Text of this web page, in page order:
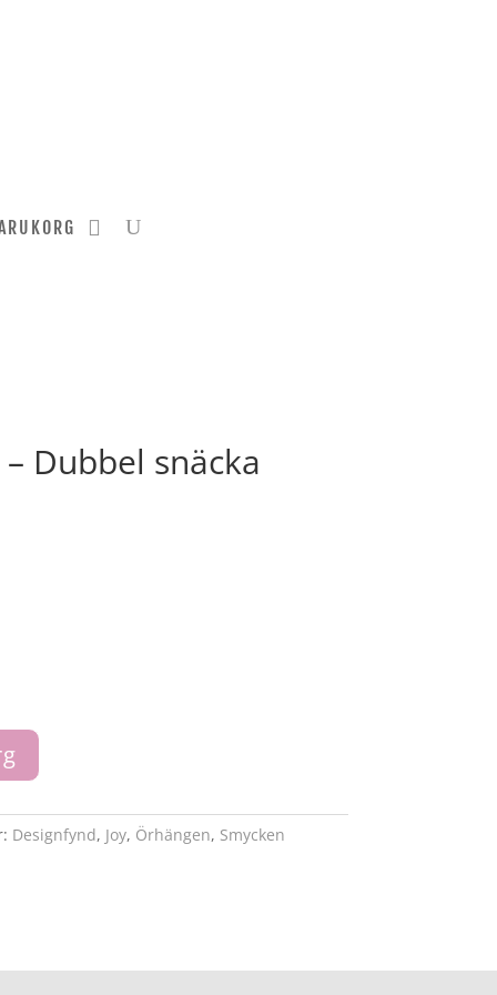
Dubbel snäcka
Designfynd, Joy, Örhängen, Smycken